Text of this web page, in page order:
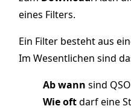
eines Filters.
Ein Filter besteht aus
Im Wesentlichen sind
Ab wann sind
Wie oftdarf eine